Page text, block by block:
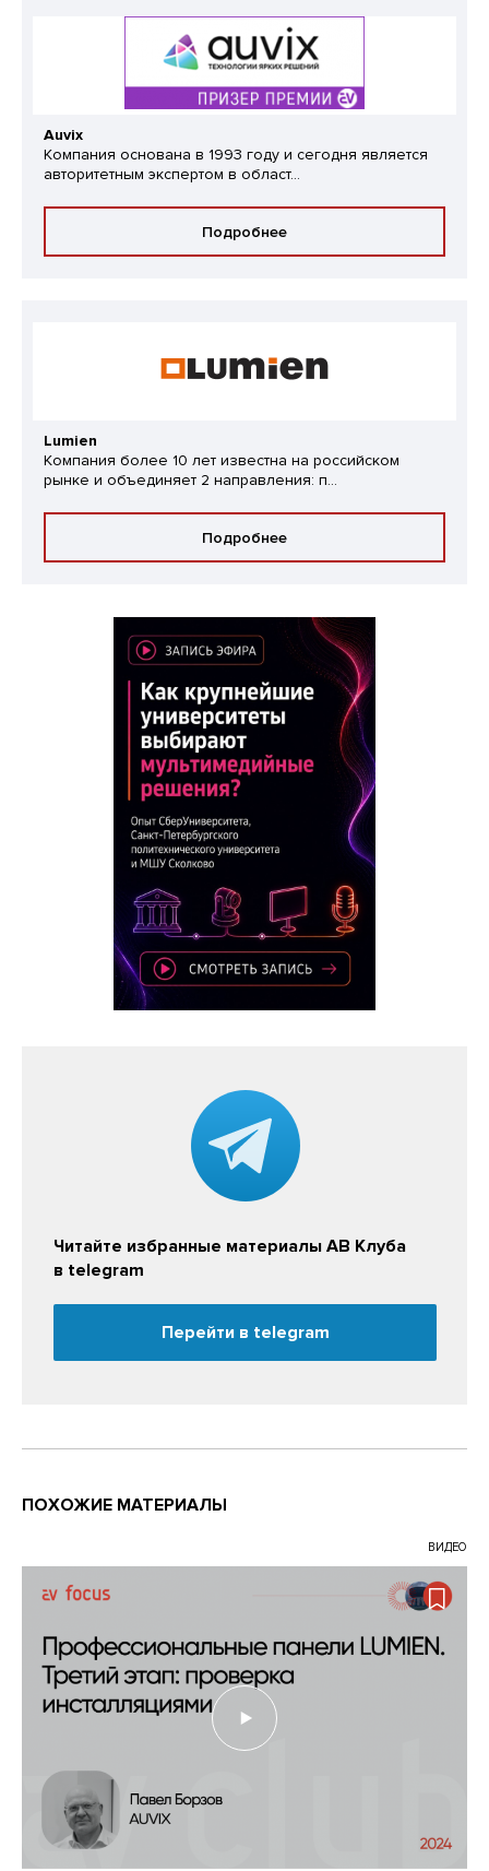
Auvix
Компания основана в 1993 году и сегодня является
авторитетным экспертом в област...
Подробнее
Lumien
Компания более 10 лет известна на российском
рынке и объединяет 2 направления: п...
Подробнее
Читайте избранные материалы АВ Клуба
в telegram
Перейти в telegram
ПОХОЖИЕ МАТЕРИАЛЫ
ВИДЕО